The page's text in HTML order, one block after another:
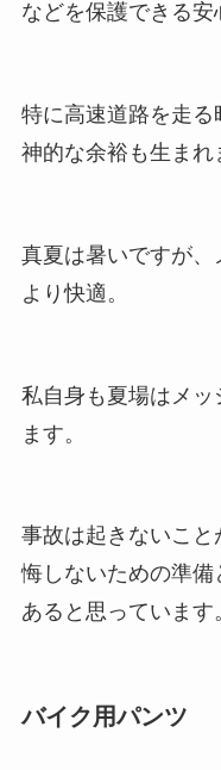
などを保護できる安
特に高速道路を走
神的な余裕も生まれ
真夏は暑いですが
より快適。
私自身も夏場はメ
ます。
事故は起きないこ
悔しないための準
あると思っています
バイク用パンツ